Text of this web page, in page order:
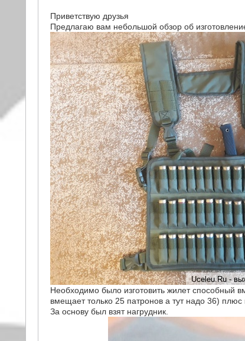
Приветствую друзья
Предлагаю вам небольшой обзор об
Необходимо было изготовить жилет способный
вмещает только 25 патронов а тут надо 36) плюс
За основу был взят нагрудник.